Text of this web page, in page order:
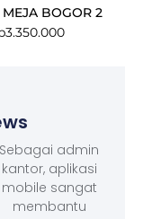
BOGOR 2
3.350.000
Sebagai admin
kantor, aplikasi
mobile sangat
membantu